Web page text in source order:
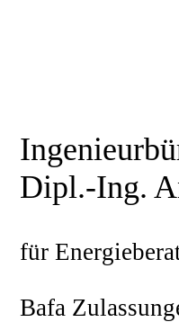
Dipl.-Ing.
für
alle
Bafa